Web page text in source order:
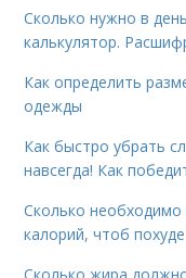
Сколько нужно в
калькулятор.
Как определить
одежды
Как быстро убрать
навсегда! Как
Сколько необходимо
калорий, чтоб